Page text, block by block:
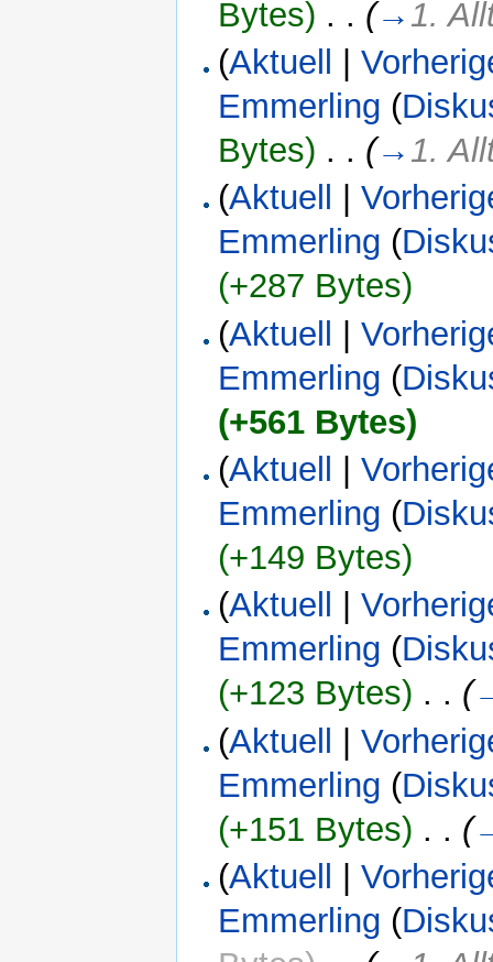
Bytes) . . (→ 1.
(Aktuell |
Emmerling (
Bytes) . . (→ 1.
(Aktuell |
Emmerling (
(+287 Bytes)
(Aktuell |
Emmerling (
(+561 Bytes)
(Aktuell |
Emmerling (
(+149 Bytes)
(Aktuell |
Emmerling (
(+123 Bytes) . . (
(Aktuell |
Emmerling (
(+151 Bytes) . . (
(Aktuell |
Emmerling (